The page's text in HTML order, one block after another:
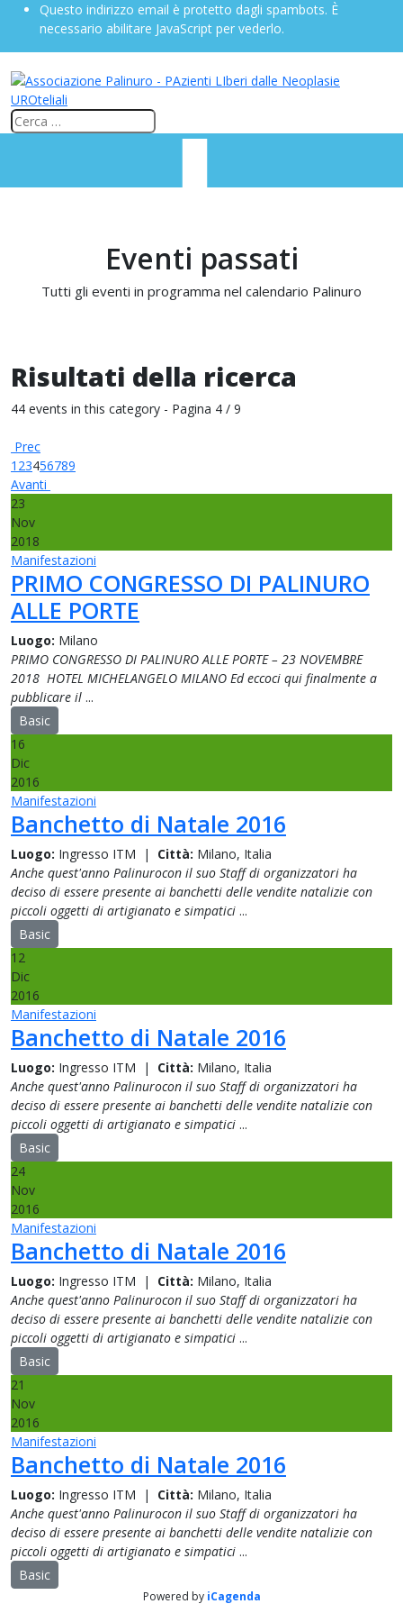
Questo indirizzo email è protetto dagli spambots. È
necessario abilitare JavaScript per vederlo.
Eventi passati
Tutti gli eventi in programma nel calendario Palinuro
Risultati della ricerca
44 events in this category - Pagina 4 / 9
Prec
1 23456789
Avanti
23
Nov
2018
Manifestazioni
PRIMO CONGRESSO DI PALINURO
ALLE PORTE
Luogo: Milano
PRIMO CONGRESSO DI PALINURO ALLE PORTE – 23 NOVEMBRE
2018 HOTEL MICHELANGELO MILANO Ed eccoci qui finalmente a
pubblicare il ...
Basic
16
Dic
2016
Manifestazioni
Banchetto di Natale 2016
Luogo: Ingresso ITM | Città: Milano, Italia
Anche quest'anno Palinurocon il suo Staff di organizzatori ha
deciso di essere presente ai banchetti delle vendite natalizie con
piccoli oggetti di artigianato e simpatici ...
Basic
12
Dic
2016
Manifestazioni
Banchetto di Natale 2016
Luogo: Ingresso ITM | Città: Milano, Italia
Anche quest'anno Palinurocon il suo Staff di organizzatori ha
deciso di essere presente ai banchetti delle vendite natalizie con
piccoli oggetti di artigianato e simpatici ...
Basic
24
Nov
2016
Manifestazioni
Banchetto di Natale 2016
Luogo: Ingresso ITM | Città: Milano, Italia
Anche quest'anno Palinurocon il suo Staff di organizzatori ha
deciso di essere presente ai banchetti delle vendite natalizie con
piccoli oggetti di artigianato e simpatici ...
Basic
21
Nov
2016
Manifestazioni
Banchetto di Natale 2016
Luogo: Ingresso ITM | Città: Milano, Italia
Anche quest'anno Palinurocon il suo Staff di organizzatori ha
deciso di essere presente ai banchetti delle vendite natalizie con
piccoli oggetti di artigianato e simpatici ...
Basic
Powered by iCagenda